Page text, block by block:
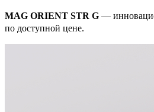
MAG ORIENT STR G —
по доступной цене.